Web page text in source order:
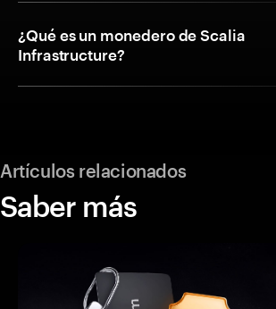
¿Qué es un monedero de Scalia
Infrastructure?
Artículos relacionados
Saber más